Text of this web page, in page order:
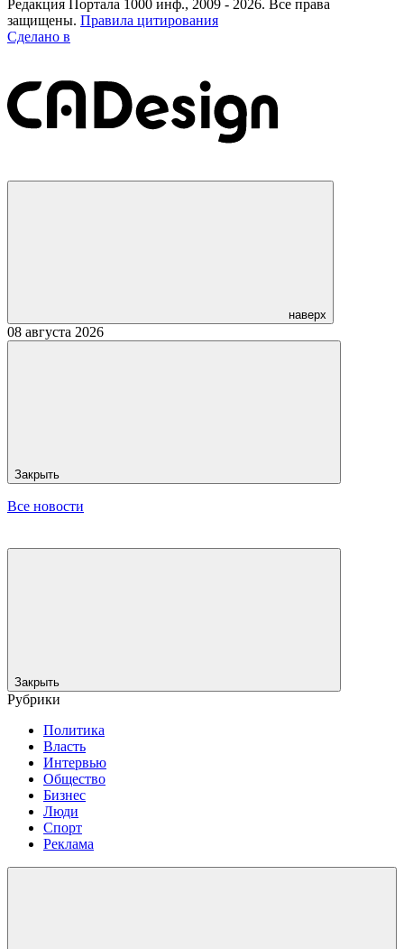
Редакция Портала 1000 инф., 2009 - 2026. Все права
защищены. Правила цитирования
Сделано в
наверх
08 августа 2026
Закрыть
Все новости
Закрыть
Рубрики
Политика
Власть
Интервью
Общество
Бизнес
Люди
Спорт
Реклама